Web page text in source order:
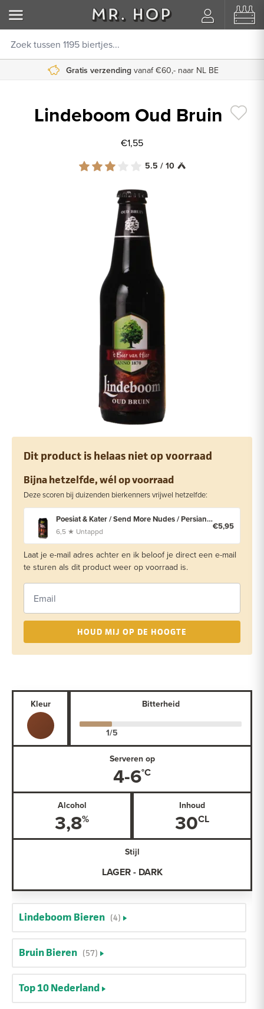
Gratis verzending vanaf €60,- naar NL BE
Lindeboom Oud Bruin
€1,55
5.5 / 10
Dit product is helaas niet op voorraad
Bijna hetzelfde, wél op voorraad
Deze scoren bij duizenden bierkenners vrijwel hetzelfde:
Poesiat & Kater / Send More Nudes / Persianlove / Authentiek Recept / Melon / Smile Factory Your House Night Pills
6,5 ★ Untappd €5,95
Laat je e-mail adres achter en ik beloof je direct een e-mail
te sturen als dit product weer op voorraad is.
HOUD MIJ OP DE HOOGTE
Kleur Bitterheid
Serveren op
4-6
Alcohol
3,8
Inhoud
30
Stijl
LAGER - DARK
Lindeboom Bieren (4)
Bruin Bieren (57)
Top 10 Nederland